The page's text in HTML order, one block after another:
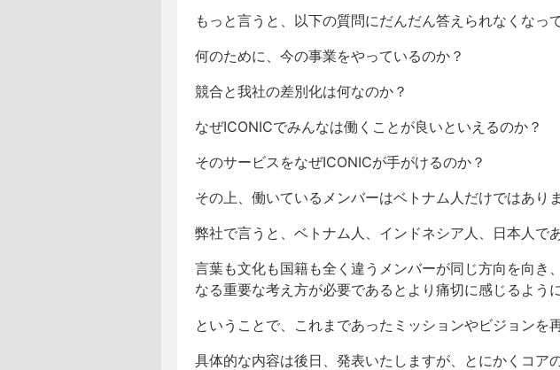
もっと言うと、以下の質問にだんだん答えられなくなっ
何のために、今の事業をやっているのか？
競合と我社の差別化は何なのか？
なぜICONICでみんなは働くことが良いといえるのか？
そのサービスをなぜICONICが手がけるのか？
その上、働いているメンバーはベトナム人だけではありま
弊社で言うと、ベトナム人、インドネシア人、日本人で
言葉も文化も国籍も全く違うメンバーが同じ方向を向き
なる重要な考え方が必要であるとより痛切に感じるよう
ということで、これまであったミッションやビジョンを
具体的な内容は後日、発表いたしますが、とにかくコ